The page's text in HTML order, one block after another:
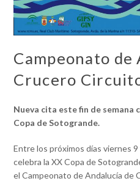
Campeonato de
Crucero
Nueva cita este fin de semana
Copa de Sotogrande.
Entre los próximos días viernes
celebra la XX Copa de
el Campeonato de Andalucía de